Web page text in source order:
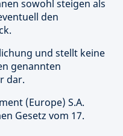
sowohl steigen als
den
und stellt keine
genannten
dar.
(Europe) S.A.
Gesetz vom 17.